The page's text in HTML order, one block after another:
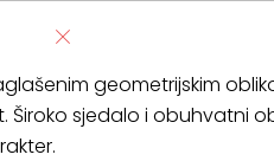
geometrijskim
sjedalo i obuhvatni